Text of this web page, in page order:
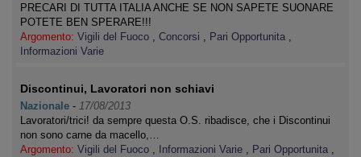
PRECARI DI TUTTA ITALIA ANCHE SE NON SAPETE SUONARE
POTETE BEN SPERARE!!!
Argomento: Vigili del Fuoco , Concorsi , Pari Opportunita ,
Informazioni Varie
Discontinui, Lavoratori non schiavi
Nazionale - 17/08/2013
Lavoratori/trici! da sempre questa O.S. ribadisce, che i Discontinui
non sono carne da macello,…
Argomento: Vigili del Fuoco , Informazioni Varie , Pari Opportunita ,